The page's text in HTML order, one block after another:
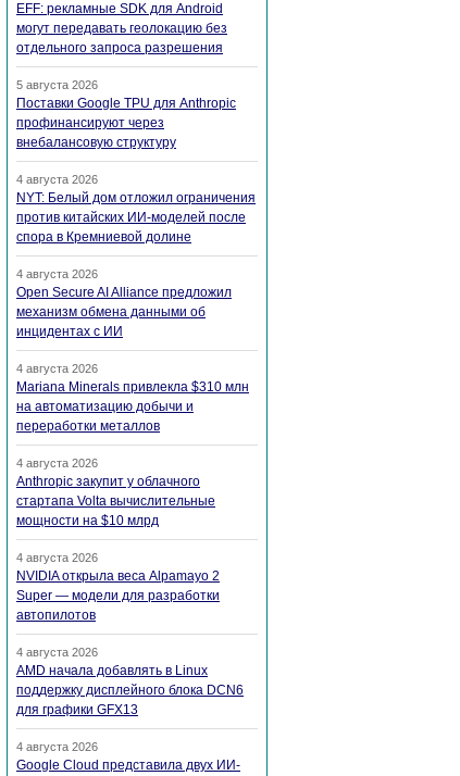
EFF: рекламные SDK для Android
могут передавать геолокацию без
отдельного запроса разрешения
5 августа 2026
Поставки Google TPU для Anthropic
профинансируют через
внебалансовую структуру
4 августа 2026
NYT: Белый дом отложил ограничения
против китайских ИИ-моделей после
спора в Кремниевой долине
4 августа 2026
Open Secure AI Alliance предложил
механизм обмена данными об
инцидентах с ИИ
4 августа 2026
Mariana Minerals привлекла $310 млн
на автоматизацию добычи и
переработки металлов
4 августа 2026
Anthropic закупит у облачного
стартапа Volta вычислительные
мощности на $10 млрд
4 августа 2026
NVIDIA открыла веса Alpamayo 2
Super — модели для разработки
автопилотов
4 августа 2026
AMD начала добавлять в Linux
поддержку дисплейного блока DCN6
для графики GFX13
4 августа 2026
Google Cloud представила двух ИИ-